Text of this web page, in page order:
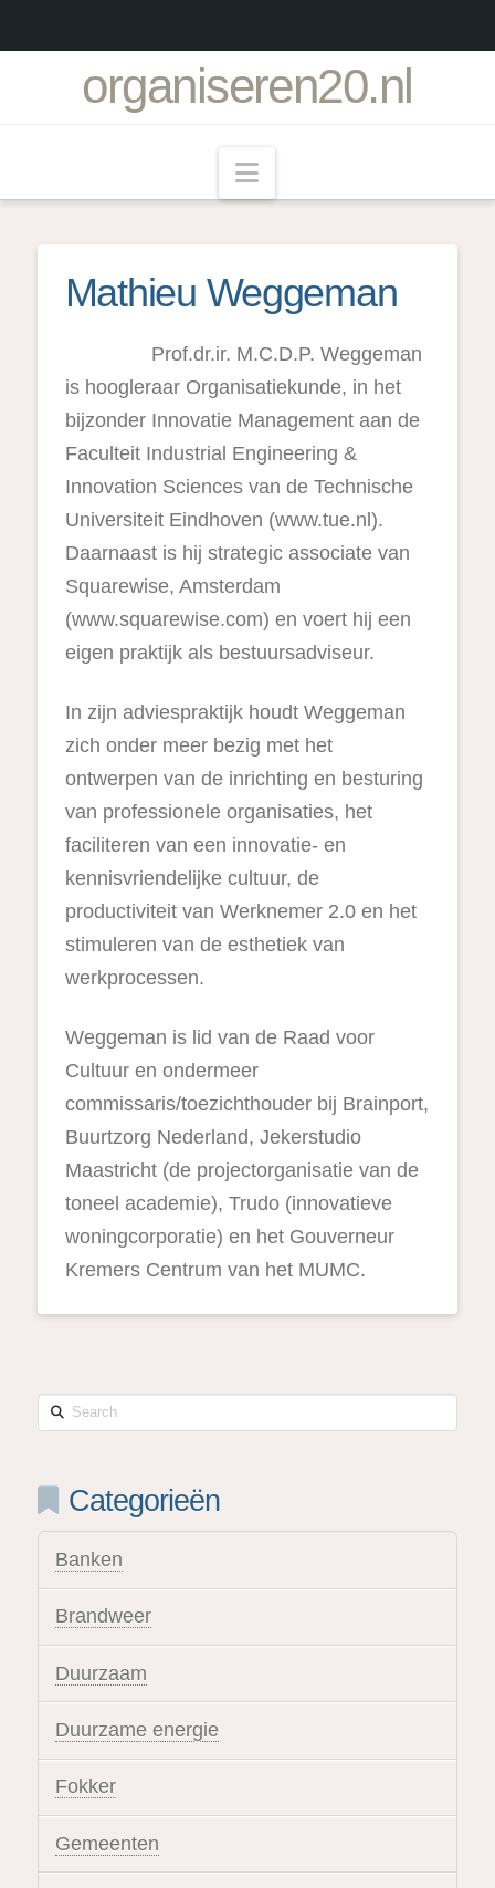
organiseren20.nl
Navigation
Mathieu Weggeman
Prof.dr.ir. M.C.D.P. Weggeman
is hoogleraar Organisatiekunde, in het
bijzonder Innovatie Management aan de
Faculteit Industrial Engineering &
Innovation Sciences van de Technische
Universiteit Eindhoven (www.tue.nl).
Daarnaast is hij strategic associate van
Squarewise, Amsterdam
(www.squarewise.com) en voert hij een
eigen praktijk als bestuursadviseur.
In zijn adviespraktijk houdt Weggeman
zich onder meer bezig met het
ontwerpen van de inrichting en besturing
van professionele organisaties, het
faciliteren van een innovatie- en
kennisvriendelijke cultuur, de
productiviteit van Werknemer 2.0 en het
stimuleren van de esthetiek van
werkprocessen.
Weggeman is lid van de Raad voor
Cultuur en ondermeer
commissaris/toezichthouder bij Brainport,
Buurtzorg Nederland, Jekerstudio
Maastricht (de projectorganisatie van de
toneel academie), Trudo (innovatieve
woningcorporatie) en het Gouverneur
Kremers Centrum van het MUMC.
Search
Categorieën
Banken
Brandweer
Duurzaam
Duurzame energie
Fokker
Gemeenten